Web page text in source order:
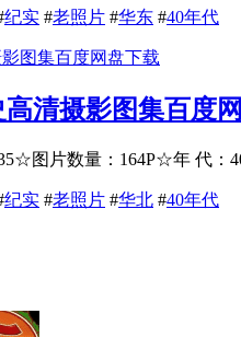
纪实 #老照片 #华东 #40年代
清摄影图集百度
图片数量：164P☆年 代
纪实 #老照片 #华北 #40年代